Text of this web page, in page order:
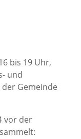
bis 19 Uhr,
und
Gemeinde
vor der